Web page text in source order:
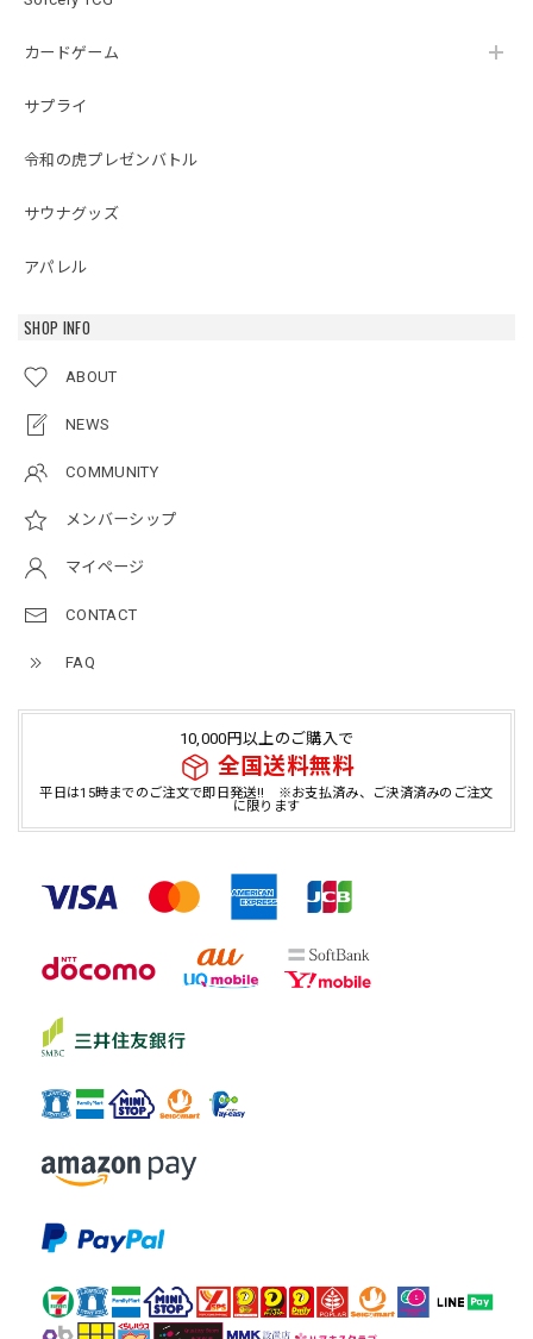
カードゲーム
サプライ
令和の虎プレゼンバトル
サウナグッズ
アパレル
SHOP INFO
ABOUT
NEWS
COMMUNITY
メンバーシップ
マイページ
CONTACT
FAQ
10,000円以上のご購入で
全国送料無料
平日は15時までのご注文で即日発送!! ※お支払済み、ご決済済みのご注文
に限ります